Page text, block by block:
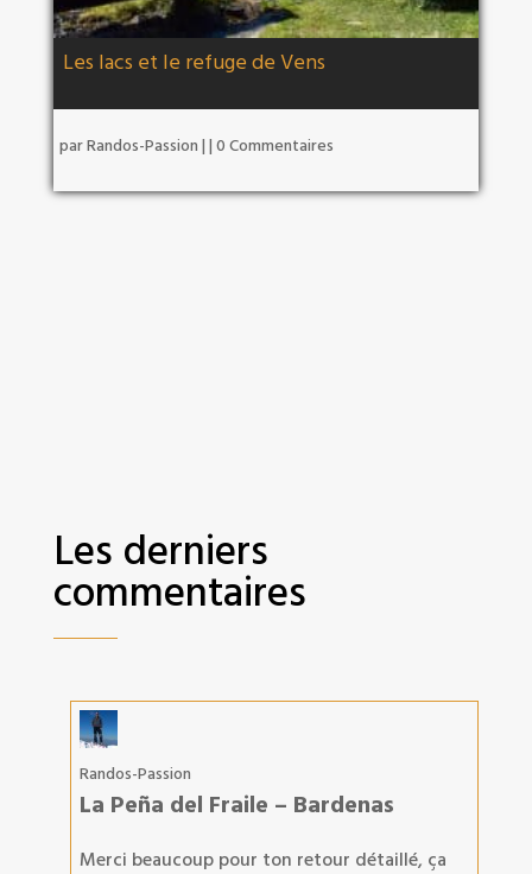
Les lacs et le refuge de Vens
parRandos-Passion | | 0 Commentaires
Les derniers
commentaires
Randos-Passion
La Peña del Fraile – Bardenas
Merci beaucoup pour ton retour détaillé, ça